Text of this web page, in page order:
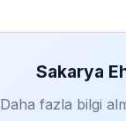
Sakarya
Daha fazla bilgi